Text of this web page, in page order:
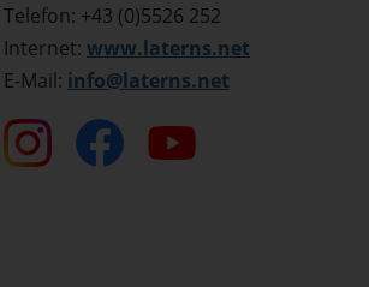
Telefon: +43 (0)5526 252
Internet: www.laterns.net
E-Mail: info@laterns.net